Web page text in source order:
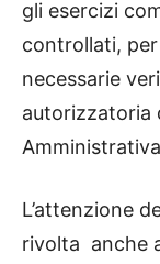
gli esercizi
controllati,
necessarie
autorizzatoria
L’attenzione
rivolta anche